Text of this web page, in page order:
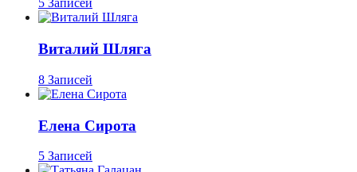
Виталий Шляга
8 Записей
Елена Сирота
5 Записей